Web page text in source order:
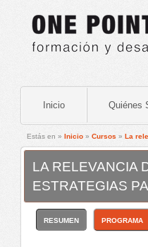
Inicio Quiénes
Estás en » Inicio » Cursos » La
LA RELEVANCIA
ESTRATEGIAS
RESUMEN PROGRAMA